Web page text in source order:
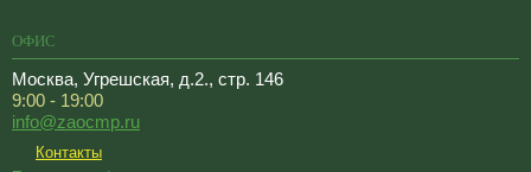
ОФИС
Москва, Угрешская, д.2., стр. 146
9:00 - 19:00
info@zaocmp.ru
Контакты